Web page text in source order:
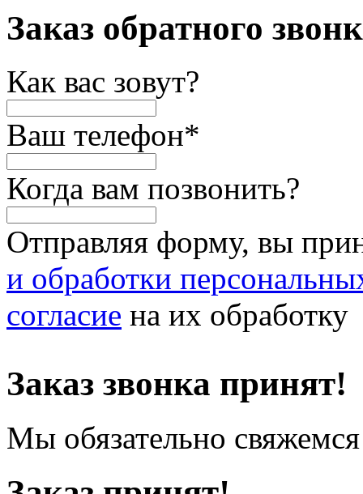
Заказ обратного
Как вас зовут?
Ваш телефон*
Когда вам позвонить?
Отправляя форму, вы
и обработки
согласие на их обработку
Заказ звонка принят!
Мы обязательно